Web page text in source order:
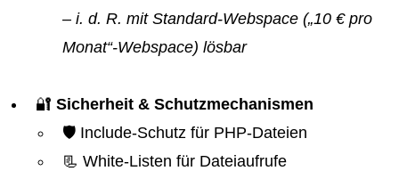
– i. d. R. mit Standard-Webspace („10 € pro
Monat“-Webspace) lösbar
🔐 Sicherheit & Schutzmechanismen
🛡️ Include-Schutz für PHP-Dateien
📃 White-Listen für Dateiaufrufe